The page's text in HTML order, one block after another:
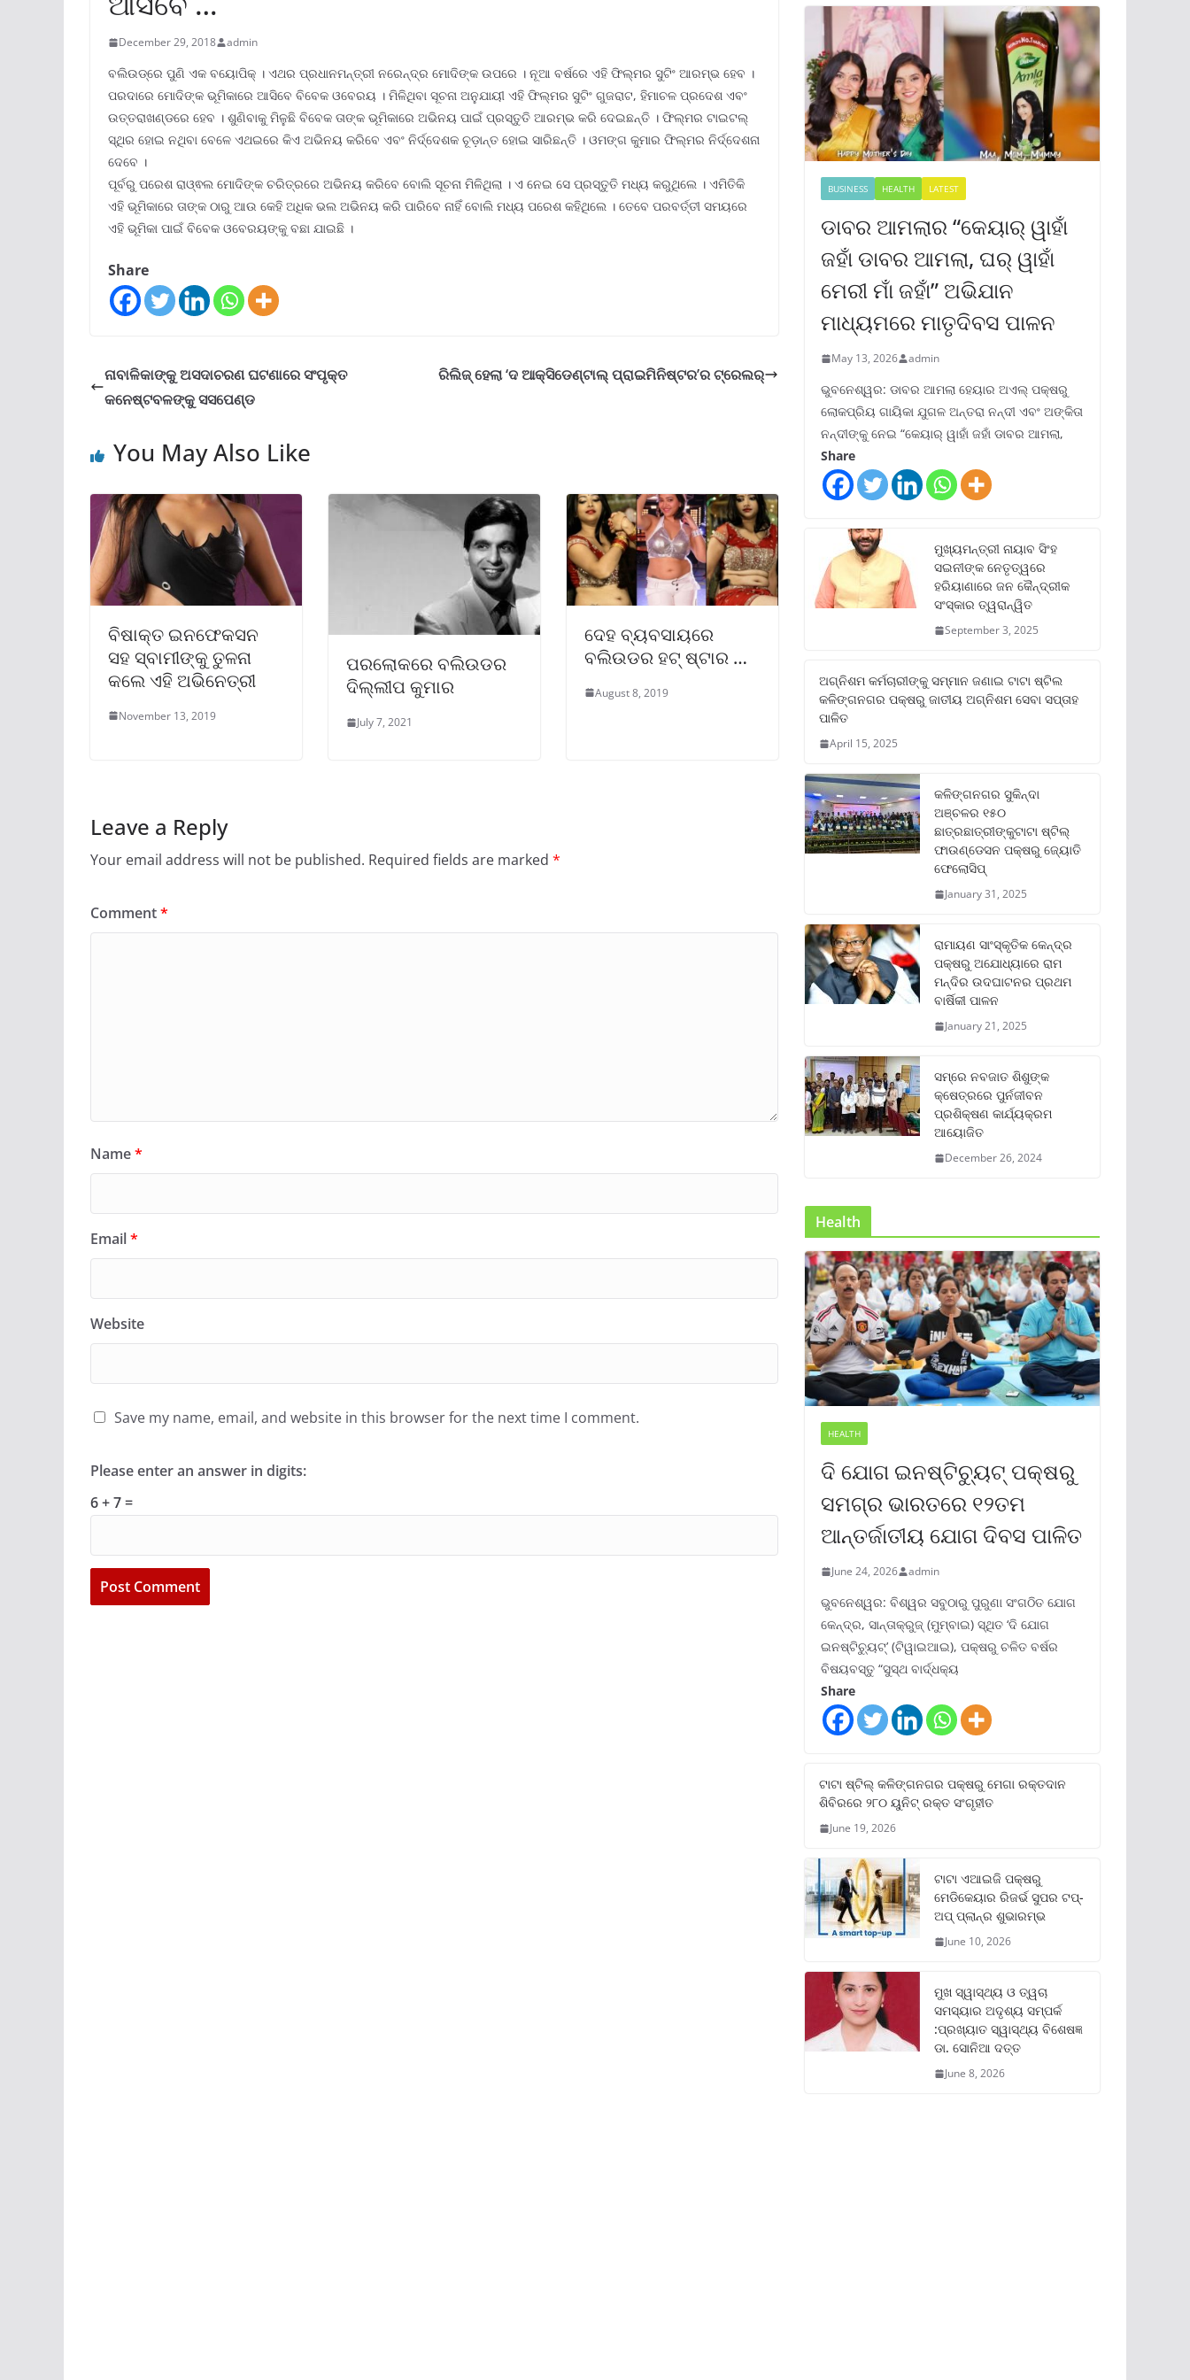
December 29, 2018 admin
ବଲିଉଡ୍ରେ ପୁଣି ଏକ ବୟୋପିକ୍ । ଏଥର ପ୍ରଧାନମନ୍ତ୍ରୀ ନରେନ୍ଦ୍ର ମୋଦିଙ୍କ ଉପରେ । ନୂଆ ବର୍ଷରେ ଏହି ଫିଲ୍ମର ସୁଟିଂ ଆରମ୍ଭ ହେବ ।
ପରଦାରେ ମୋଦିଙ୍କ ଭୂମିକାରେ ଆସିବେ ବିବେକ ଓବେରୟ । ମିଳିଥିବା ସୂଚନା ଅନୁଯାୟୀ ଏହି ଫିଲ୍ମର ସୁଟିଂ ଗୁଜରାଟ, ହିମାଚଳ ପ୍ରଦେଶ ଏବଂ
ଉତ୍ତରାଖଣ୍ଡରେ ହେବ । ଶୁଣିବାକୁ ମିଳୁଛି ବିବେକ ତାଙ୍କ ଭୂମିକାରେ ଅଭିନୟ ପାଇଁ ପ୍ରସ୍ତୁତି ଆରମ୍ଭ କରି ଦେଇଛନ୍ତି । ଫିଲ୍ମର ଟାଇଟଲ୍
ସ୍ଥିର ହୋଇ ନଥିବା ବେଳେ ଏଥଇରେ କିଏ ଅଭିନୟ କରିବେ ଏବଂ ନିର୍ଦ୍ଦେଶକ ଚୂଡ଼ାନ୍ତ ହୋଇ ସାରିଛନ୍ତି । ଓମଙ୍ଗ କୁମାର ଫିଲ୍ମର ନିର୍ଦ୍ଦେଶନା
ଦେବେ ।
ପୂର୍ବରୁ ପରେଶ ରାଓ୍ଵଲ ମୋଦିଙ୍କ ଚରିତ୍ରରେ ଅଭିନୟ କରିବେ ବୋଲି ସୂଚନା ମିଳିଥିଲା । ଏ ନେଇ ସେ ପ୍ରସ୍ତୁତି ମଧ୍ୟ କରୁଥିଲେ । ଏମିତିକି
ଏହି ଭୂମିକାରେ ତାଙ୍କ ଠାରୁ ଆଉ କେହି ଅଧିକ ଭଲ ଅଭିନୟ କରି ପାରିବେ ନାହିଁ ବୋଲି ମଧ୍ୟ ପରେଶ କହିଥିଲେ । ତେବେ ପରବର୍ତ୍ତୀ ସମୟରେ
ଏହି ଭୂମିକା ପାଇଁ ବିବେକ ଓବେରୟଙ୍କୁ ବଛା ଯାଇଛି ।
Share
ନାବାଳିକାଙ୍କୁ ଅସଦାଚରଣ ଘଟଣାରେ ସଂପୃକ୍ତ
କନେଷ୍ଟବଳଙ୍କୁ ସସପେଣ୍ଡ
ରିଲିଜ୍ ହେଲା ‘ଦ ଆକ୍ସିଡେଣ୍ଟାଲ୍ ପ୍ରାଇମିନିଷ୍ଟର’ର ଟ୍ରେଲର୍
You May Also Like
ବିଷାକ୍ତ ଇନଫେକସନ
ସହ ସ୍ବାମୀଙ୍କୁ ତୁଳନା
କଲେ ଏହି ଅଭିନେତ୍ରୀ
November 13, 2019
ପରଲୋକରେ ବଲିଉଡର
ଦିଲ୍ଲୀପ କୁମାର
July 7, 2021
ଦେହ ବ୍ୟବସାୟରେ
ବଲିଉଡର ହଟ୍ ଷ୍ଟାର …
August 8, 2019
Leave a Reply
Your email address will not be published. Required fields are marked *
Comment*
Name*
Email*
Website
Save my name, email, and website in this browser for the next time I comment.
Please enter an answer in digits:
6 + 7 =
BUSINESS HEALTH LATEST
ଡାବର ଆମଲାର “କେୟାର୍ ୱାହାଁ
ଜହାଁ ଡାବର ଆମଲା, ଘର୍ ୱାହାଁ
ମେରୀ ମାଁ ଜହାଁ” ଅଭିଯାନ
ମାଧ୍ୟମରେ ମାତୃଦିବସ ପାଳନ
May 13, 2026 admin
ଭୁବନେଶ୍ୱର: ଡାବର ଆମଲା ହେୟାର ଅଏଲ୍ ପକ୍ଷରୁ
ଲୋକପ୍ରିୟ ଗାୟିକା ଯୁଗଳ ଅନ୍ତରା ନନ୍ଦୀ ଏବଂ ଅଙ୍କିତା
ନନ୍ଦୀଙ୍କୁ ନେଇ “କେୟାର୍ ୱାହାଁ ଜହାଁ ଡାବର ଆମଲା,
Share
ମୁଖ୍ୟମନ୍ତ୍ରୀ ନାୟାବ ସିଂହ
ସଇନୀଙ୍କ ନେତୃତ୍ୱରେ
ହରିୟାଣାରେ ଜନ କୈନ୍ଦ୍ରୀକ
ସଂସ୍କାର ତ୍ୱରାନ୍ୱିତ
September 3, 2025
ଅଗ୍ନିଶମ କର୍ମଚାରୀଙ୍କୁ ସମ୍ମାନ ଜଣାଇ ଟାଟା ଷ୍ଟିଲ
କଳିଙ୍ଗନଗର ପକ୍ଷରୁ ଜାତୀୟ ଅଗ୍ନିଶମ ସେବା ସପ୍ତାହ
ପାଳିତ
April 15, 2025
କଳିଙ୍ଗନଗର ସୁକିନ୍ଦା
ଅଞ୍ଚଳର ୧୫୦
ଛାତ୍ରଛାତ୍ରୀଙ୍କୁଟାଟା ଷ୍ଟିଲ୍
ଫାଉଣ୍ଡେସନ ପକ୍ଷରୁ ଜ୍ୟୋତି
ଫେଲୋସିପ୍‌
January 31, 2025
ରାମାୟଣ ସାଂସ୍କୃତିକ କେନ୍ଦ୍ର
ପକ୍ଷରୁ ଅଯୋଧ୍ୟାରେ ରାମ
ମନ୍ଦିର ଉଦଘାଟନର ପ୍ରଥମ
ବାର୍ଷିକୀ ପାଳନ
January 21, 2025
ସମ୍‌ରେ ନବଜାତ ଶିଶୁଙ୍କ
କ୍ଷେତ୍ରରେ ପୁର୍ନଜୀବନ
ପ୍ରଶିକ୍ଷଣ କାର୍ଯ୍ୟକ୍ରମ
ଆୟୋଜିତ
December 26, 2024
Health
HEALTH
ଦି ଯୋଗ ଇନଷ୍ଟିଚ୍ୟୁଟ୍ ପକ୍ଷରୁ
ସମଗ୍ର ଭାରତରେ ୧୨ତମ
ଆନ୍ତର୍ଜାତୀୟ ଯୋଗ ଦିବସ ପାଳିତ
June 24, 2026 admin
ଭୁବନେଶ୍ୱର: ବିଶ୍ୱର ସବୁଠାରୁ ପୁରୁଣା ସଂଗଠିତ ଯୋଗ
କେନ୍ଦ୍ର, ସାନ୍ତାକ୍ରୁଜ୍ (ମୁମ୍ବାଇ) ସ୍ଥିତ ‘ଦି ଯୋଗ
ଇନଷ୍ଟିଚ୍ୟୁଟ୍‌’ (ଟିୱାଇଆଇ), ପକ୍ଷରୁ ଚଳିତ ବର୍ଷର
ବିଷୟବସ୍ତୁ “ସୁସ୍ଥ ବାର୍ଦ୍ଧକ୍ୟ
Share
ଟାଟା ଷ୍ଟିଲ୍‌ କଳିଙ୍ଗନଗର ପକ୍ଷରୁ ମେଗା ରକ୍ତଦାନ
ଶିବିରରେ ୨୮୦ ୟୁନିଟ୍‌ ରକ୍ତ ସଂଗୃହୀତ
June 19, 2026
ଟାଟା ଏଆଇଜି ପକ୍ଷରୁ
ମେଡିକେୟାର ରିଜର୍ଭ ସୁପର ଟପ୍‌-
ଅପ୍ ପ୍ଲାନ୍‌ର ଶୁଭାରମ୍ଭ
June 10, 2026
ମୁଖ ସ୍ୱାସ୍ଥ୍ୟ ଓ ତ୍ୱଚା
ସମସ୍ୟାର ଅଦୃଶ୍ୟ ସମ୍ପର୍କ
:ପ୍ରଖ୍ୟାତ ସ୍ୱାସ୍ଥ୍ୟ ବିଶେଷଜ୍ଞ
ଡା. ସୋନିଆ ଦତ୍ତ
June 8, 2026